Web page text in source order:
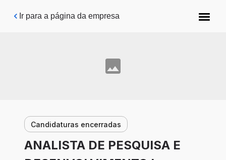
Pular para o conteúdo principal
Ir para a página da empresa
Candidaturas encerradas
ANALISTA DE PESQUISA E